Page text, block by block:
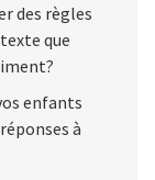
des règles
que
enfants
à